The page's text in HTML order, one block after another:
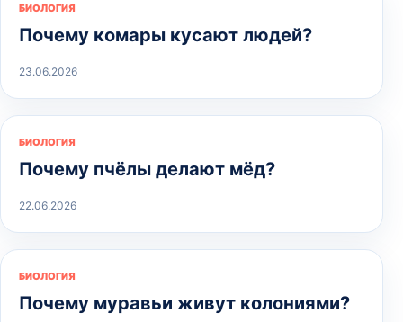
БИОЛОГИЯ
Почему комары кусают людей?
23.06.2026
БИОЛОГИЯ
Почему пчёлы делают мёд?
22.06.2026
БИОЛОГИЯ
Почему муравьи живут колониями?